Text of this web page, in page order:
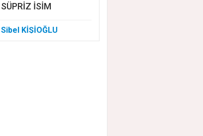
SÜPRİZ İSİM
Sibel KİŞİOĞLU
EUROVISION'DA